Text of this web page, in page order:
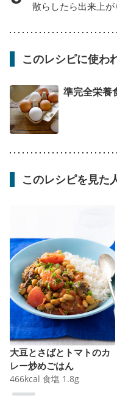
散らしたら出来上が
このレシピに使わ
準完全栄養
このレシピを見た
大豆とさばとトマトのカ
レー炒めごはん
466kcal 食塩 1.8g